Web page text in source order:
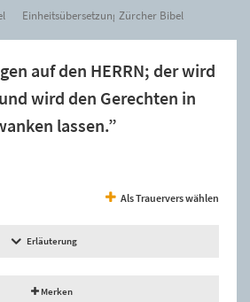
Einheitsübersetzung Zürcher Bibel
auf den HERRN; der wird
wird den Gerechten in
lassen.”
Als Trauervers wählen
Erläuterung
Merken